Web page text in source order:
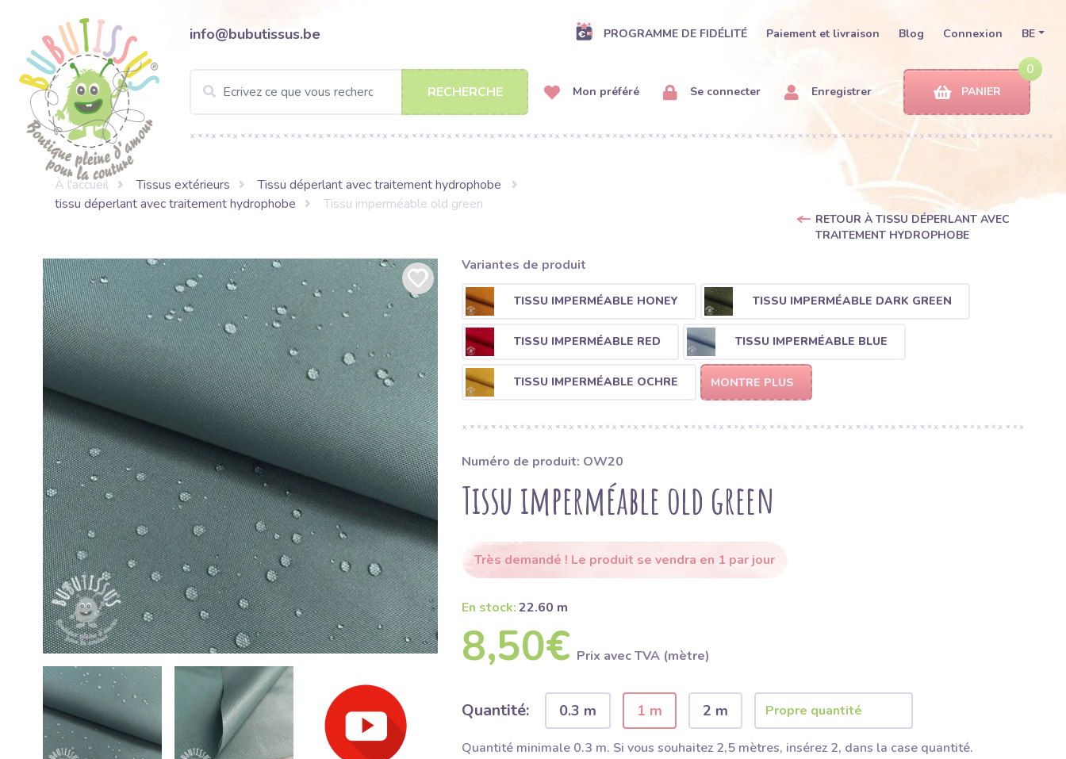
info@bubutissus.be PROGRAMME DE FIDÉLITÉ Paiement et livraison Blog Connexion BE
RECHERCHE Mon préféré Se connecter Enregistrer
0
PANIER
À l'accueil Tissus extérieurs
Tissu déperlant avec traitement hydrophobe
tissu déperlant avec traitement hydrophobe
Tissu imperméable old green
RETOUR À TISSU DÉPERLANT AVEC
TRAITEMENT HYDROPHOBE
Variantes de produit
TISSU IMPERMÉABLE HONEY TISSU IMPERMÉABLE DARK GREEN
TISSU IMPERMÉABLE RED TISSU IMPERMÉABLE BLUE
TISSU IMPERMÉABLE OCHRE MONTRE PLUS
Numéro de produit: OW20
Tissu imperméable old green
Très demandé ! Le produit se vendra en 1 par jour
En stock:22.60 m
8,50€ Prix ​​avec TVA (mètre)
Quantité: 0.3 m 1 m 2 m
Quantité minimale 0.3 m. Si vous souhaitez 2,5 mètres, insérez 2, dans la case quantité.